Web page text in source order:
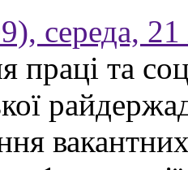
середа,
праці та